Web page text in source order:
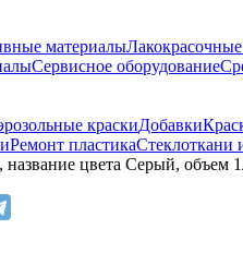
материалы
Сервисное оборудование
краскиДобавки
Ремонт пластикаСтеклоткани
цвета Серый, объем